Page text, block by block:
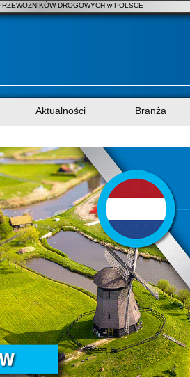
DROGOWYCH w POLSCE
Aktualności Branża